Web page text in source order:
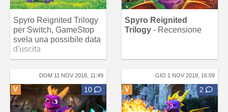
Spyro Reignited Trilogy
per Switch, GameStop
svela una possibile data
d'uscita
Spyro Reignited
Trilogy - Recensione
DOM 11 NOV 2018, 11:49
V 10
GIO 1 NOV 2018, 16:09
V 2